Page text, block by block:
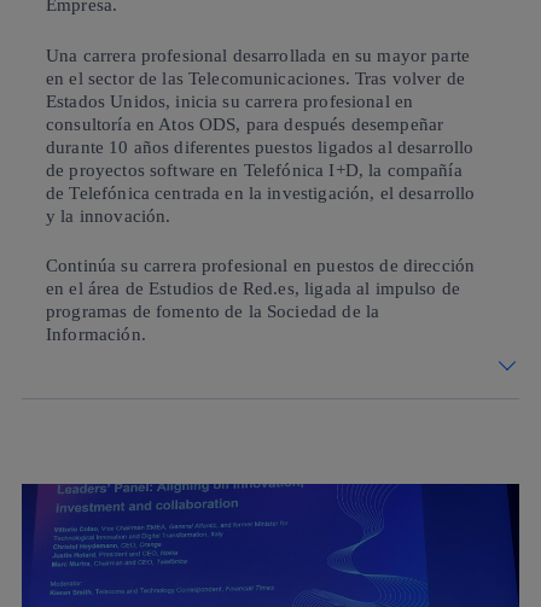
Empresa.
Una carrera profesional desarrollada en su mayor parte
en el sector de las Telecomunicaciones. Tras volver de
Estados Unidos, inicia su carrera profesional en
consultoría en Atos ODS, para después desempeñar
durante 10 años diferentes puestos ligados al desarrollo
de proyectos software en Telefónica I+D, la compañía
de Telefónica centrada en la investigación, el desarrollo
y la innovación.
Continúa su carrera profesional en puestos de dirección
en el área de Estudios de Red.es, ligada al impulso de
programas de fomento de la Sociedad de la
Información.